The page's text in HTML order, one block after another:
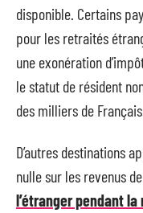
disponible. Certains
pour les retraités
une exonération
le statut de résident
des milliers de Français.
D’autres destinations
nulle sur les revenus
l’étranger pendant